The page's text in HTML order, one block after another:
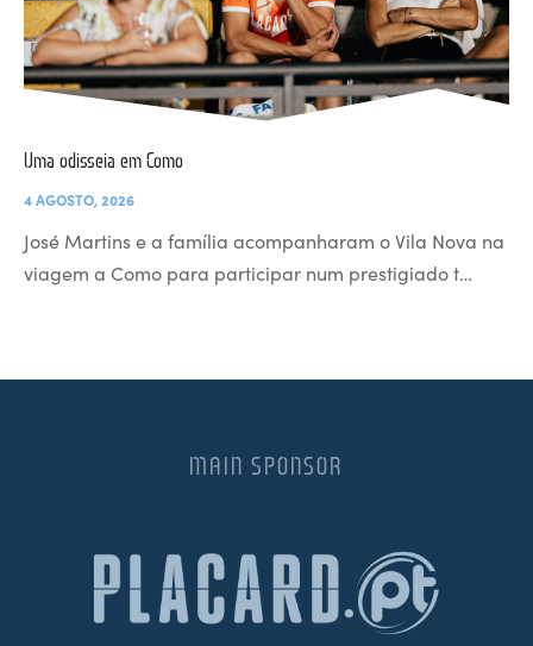
Uma odisseia em Como
4 AGOSTO, 2026
José Martins e a família acompanharam o Vila Nova na
viagem a Como para participar num prestigiado t…
MAIN SPONSOR